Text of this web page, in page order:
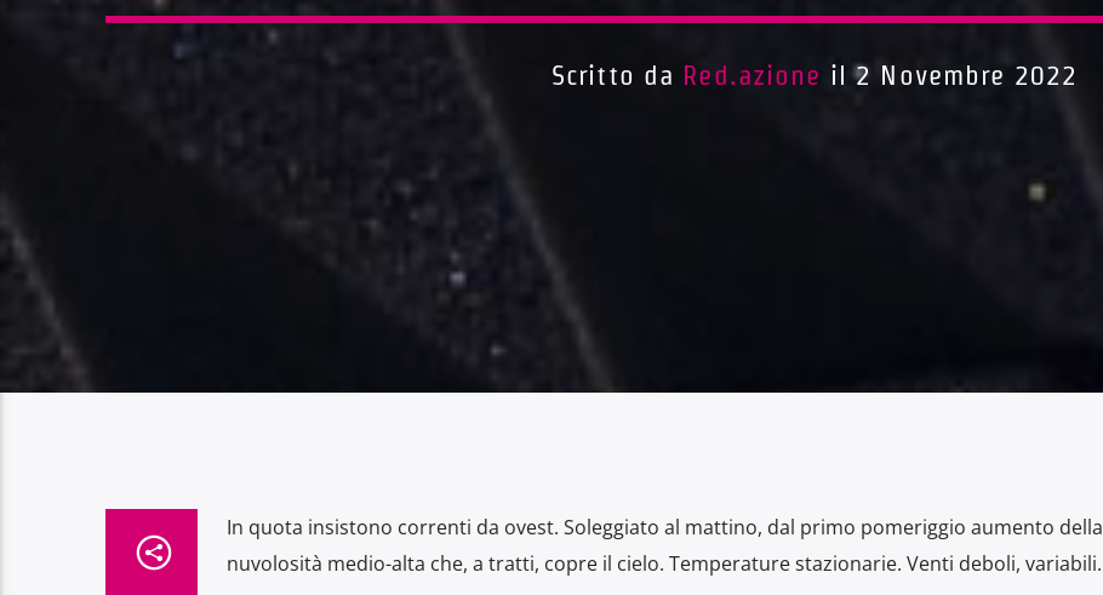
Scritto da Red.azione il 2 Novembre 2022
In quota insistono correnti da ovest. Soleggiato al mattino, dal primo pomeriggio aumento della
nuvolosità medio-alta che, a tratti, copre il cielo. Temperature stazionarie. Venti deboli, variabili.